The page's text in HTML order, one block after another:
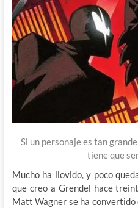
Si un personaje es tan
tiene que
Mucho ha llovido, y poco
que creo a Grendel hace
Matt Wagner se ha convertido